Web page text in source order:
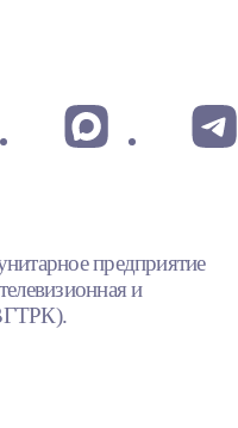
предприятие
и